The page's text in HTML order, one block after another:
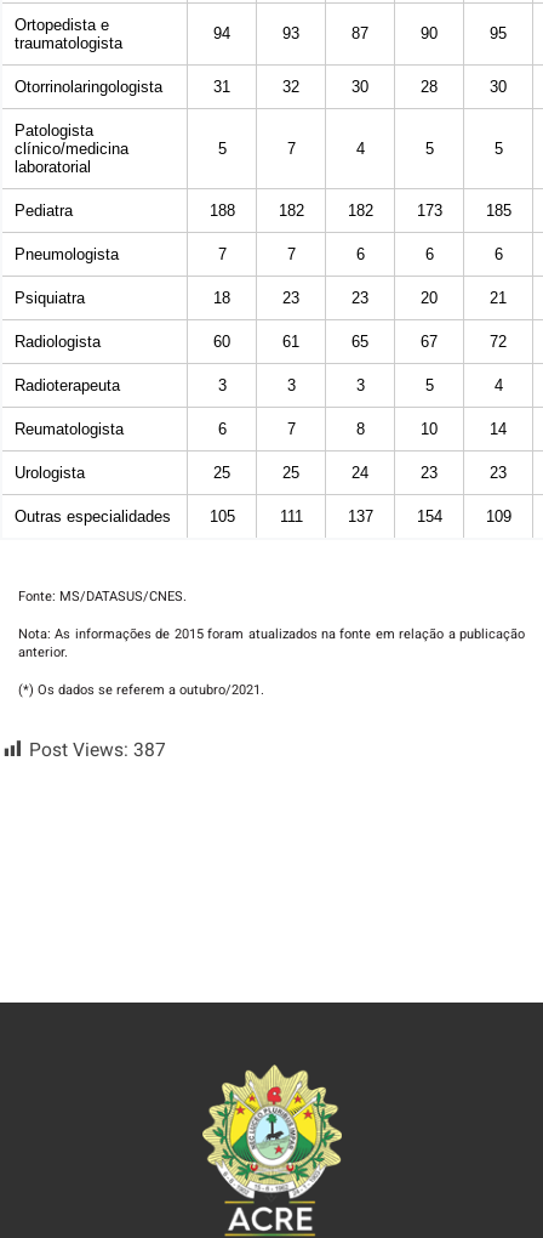
Ortopedista e
traumatologista
94 93 87 90 95
Otorrinolaringologista 31 32 30 28 30
Patologista
clínico/medicina
laboratorial
5 7 4 5 5
Pediatra 188 182 182 173 185
Pneumologista 7 7 6 6 6
Psiquiatra 18 23 23 20 21
Radiologista 60 61 65 67 72
Radioterapeuta 3 3 3 5 4
Reumatologista 6 7 8 10 14
Urologista 25 25 24 23 23
Outras especialidades 105 111 137 154 109
Fonte: MS/DATASUS/CNES.
Nota: As informações de 2015 foram atualizados na fonte em relação a publicação
anterior.
(*) Os dados se referem a outubro/2021.
Post Views: 387